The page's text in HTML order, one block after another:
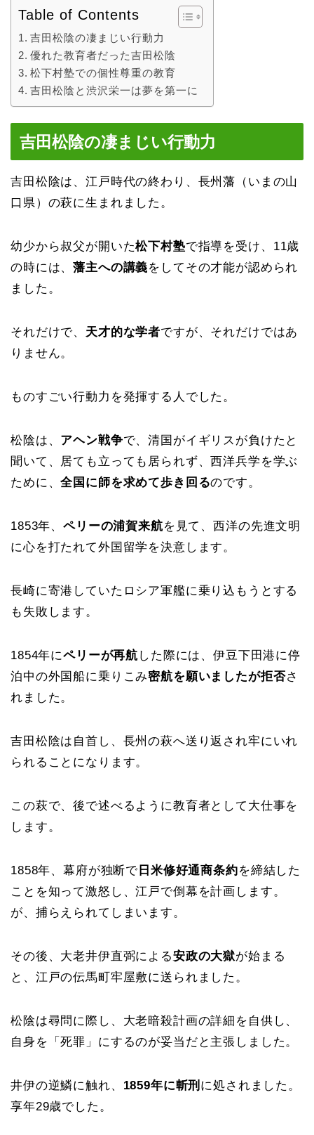
Table of Contents
吉田松陰の凄まじい行動力
優れた教育者だった吉田松陰
松下村塾での個性尊重の教育
吉田松陰と渋沢栄一は夢を第一に
吉田松陰の凄まじい行動力
吉田松陰は、江戸時代の終わり、長州藩（いまの山
口県）の萩に生まれました。
幼少から叔父が開いた松下村塾で指導を受け、11歳
の時には、藩主への講義をしてその才能が認められ
ました。
それだけで、 天才的な学者ですが、それだけではあ
りません。
ものすごい行動力を発揮する人でした。
松陰は、 アヘン戦争で、清国がイギリスが負けたと
聞いて、居ても立っても居られず、西洋兵学を学ぶ
ために、全国に師を求めて歩き回るのです。
1853年、ペリーの浦賀来航を見て、西洋の先進文明
に心を打たれて外国留学を決意します。
長崎に寄港していたロシア軍艦に乗り込もうとする
も失敗します。
1854年にペリーが再航 した際には、伊豆下田港に停
泊中の外国船に乗りこみ密航を願いましたが拒否さ
れました。
吉田松陰は自首し、長州の萩へ送り返され牢にいれ
られることになります。
この萩で、後で述べるように教育者として大仕事を
します。
1858年、幕府が独断で 日米修好通商条約を締結した
ことを知って激怒し、江戸で倒幕を計画します。
が、捕らえられてしまいます。
その後、大老井伊直弼による安政の大獄が始まる
と、江戸の伝馬町牢屋敷に送られました。
松陰は尋問に際し、大老暗殺計画の詳細を自供し、
自身を「死罪」にするのが妥当だと主張しました。
井伊の逆鱗に触れ、 1859年に斬刑 に処されました。
享年29歳でした。